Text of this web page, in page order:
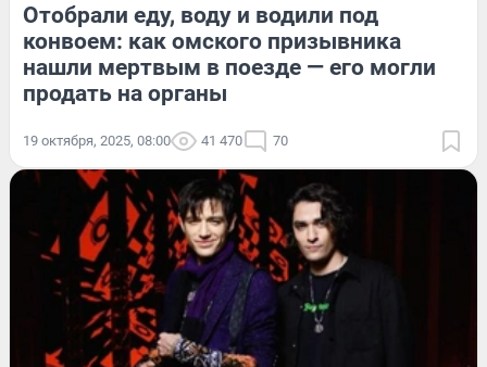
Отобрали еду, воду и водили под
конвоем: как омского призывника
нашли мертвым в поезде — его могли
продать на органы
19 октября, 2025, 08:00 41 470 70